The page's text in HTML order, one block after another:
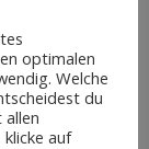
optimalen
Welche
du
allen
auf